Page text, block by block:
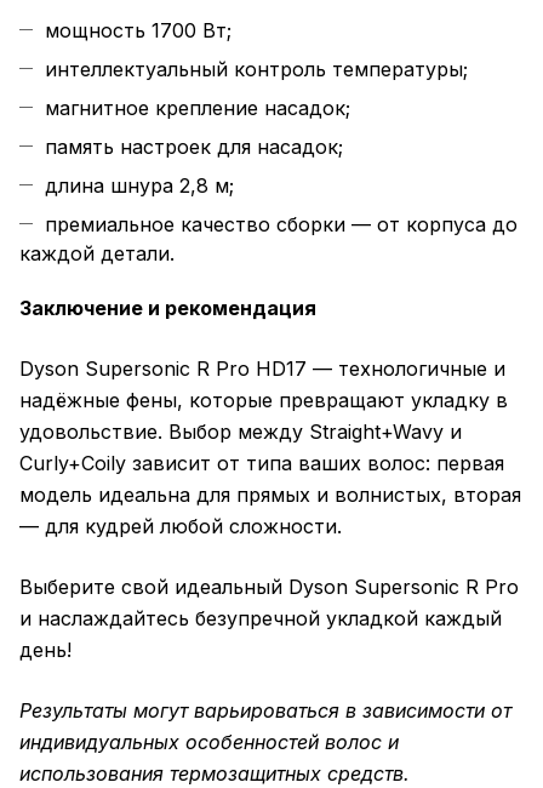
мощность 1700 Вт;
интеллектуальный контроль температуры;
магнитное крепление насадок;
память настроек для насадок;
длина шнура 2,8 м;
премиальное качество сборки — от корпуса до
каждой детали.
Заключение и рекомендация
Dyson Supersonic R Pro HD17 — технологичные и
надёжные фены, которые превращают укладку в
удовольствие. Выбор между Straight+Wavy и
Curly+Coily зависит от типа ваших волос: первая
модель идеальна для прямых и волнистых, вторая
— для кудрей любой сложности.
Выберите свой идеальный Dyson Supersonic R Pro
и наслаждайтесь безупречной укладкой каждый
день!
Результаты могут варьироваться в зависимости от
индивидуальных особенностей волос и
использования термозащитных средств.